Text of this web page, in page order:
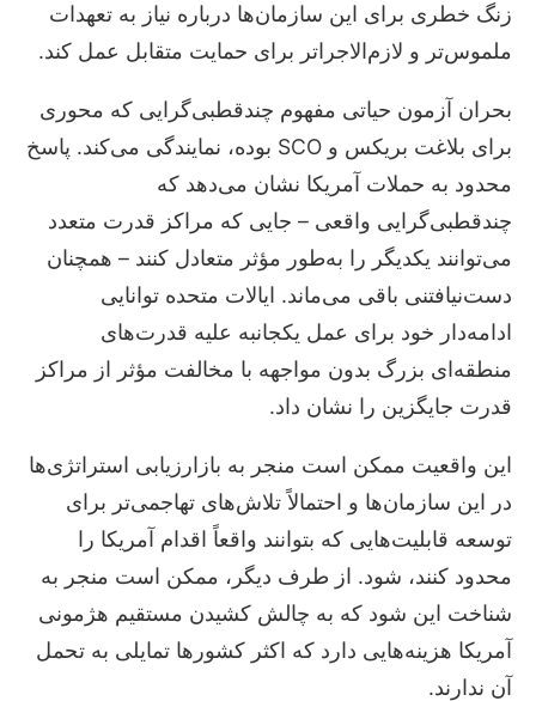
زنگ خطری برای این سازمان‌ها درباره نیاز به تعهدات
ملموس‌تر و لازم‌الاجراتر برای حمایت متقابل عمل کند.
بحران آزمون حیاتی مفهوم چندقطبی‌گرایی که محوری
برای بلاغت بریکس و SCO بوده، نمایندگی می‌کند. پاسخ
محدود به حملات آمریکا نشان می‌دهد که
چندقطبی‌گرایی واقعی – جایی که مراکز قدرت متعدد
می‌توانند یکدیگر را به‌طور مؤثر متعادل کنند – همچنان
دست‌نیافتنی باقی می‌ماند. ایالات متحده توانایی
ادامه‌دار خود برای عمل یکجانبه علیه قدرت‌های
منطقه‌ای بزرگ بدون مواجهه با مخالفت مؤثر از مراکز
قدرت جایگزین را نشان داد.
این واقعیت ممکن است منجر به بازارزیابی استراتژی‌ها
در این سازمان‌ها و احتمالاً تلاش‌های تهاجمی‌تر برای
توسعه قابلیت‌هایی که بتوانند واقعاً اقدام آمریکا را
محدود کنند، شود. از طرف دیگر، ممکن است منجر به
شناخت این شود که به چالش کشیدن مستقیم هژمونی
آمریکا هزینه‌هایی دارد که اکثر کشورها تمایلی به تحمل
آن ندارند.